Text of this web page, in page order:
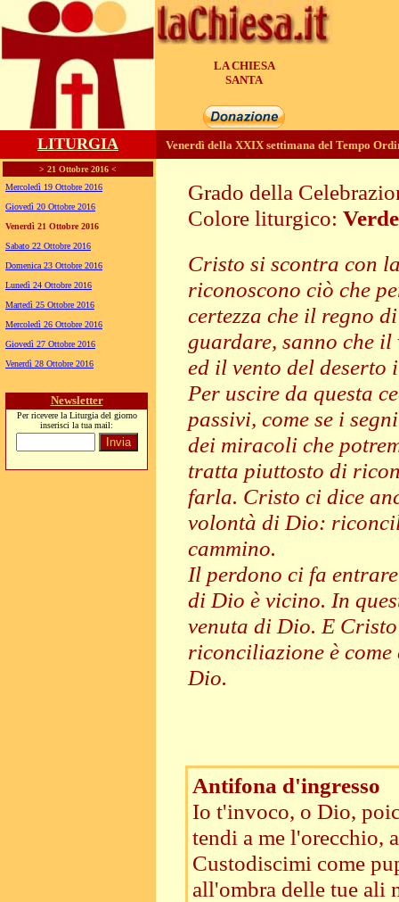
LA CHIESA
GENERA
LITURGIA
> 21 Ottobre 2016 <
Mercoledì 19 Ottobre 2016
Giovedì 20 Ottobre 2016
Venerdì 21 Ottobre 2016
Sabato 22 Ottobre 2016
Domenica 23 Ottobre 2016
Lunedì 24 Ottobre 2016
Martedì 25 Ottobre 2016
Mercoledì 26 Ottobre 2016
Giovedì 27 Ottobre 2016
Venerdì 28 Ottobre 2016
Newsletter
Per ricevere la Liturgia del giorno
inserisci la tua mail:
Venerdì della XXIX settimana del Tempo
Grado della
Colore liturgico: Verde
Cristo si scontra con
riconoscono ciò che
certezza che il regno
guardare, sanno che
ed il vento del deserto
Per uscire da questa
passivi, come se i
dei miracoli che
tratta piuttosto di
farla. Cristo ci dice
volontà di Dio:
cammino.
Il perdono ci fa
di Dio è vicino. In
venuta di Dio. E
riconciliazione è
Dio.
Antifona d'ingresso
Io t'invoco, o Dio,
tendi a me l'orecchio,
Custodiscimi come
all'ombra delle tue ali